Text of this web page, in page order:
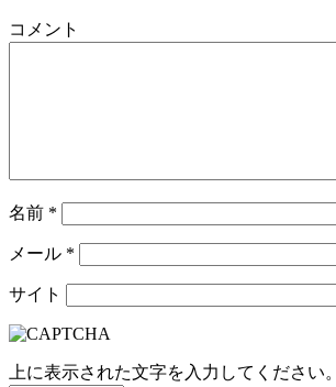
コメント
名前 *
メール *
サイト
上に表示された文字を入力してください。